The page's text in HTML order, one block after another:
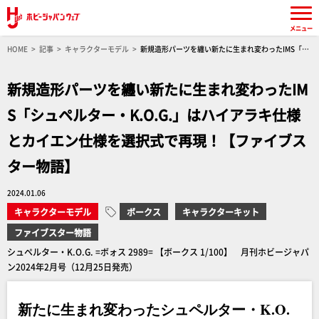
HOME 記事 キャラクターモデル
新規造形パーツを纏い新たに生まれ変わったIMS「シ
新規造形パーツを纏い新たに生まれ変わったIM
S「シュペルター・K.O.G.」はハイアラキ仕様
とカイエン仕様を選択式で再現！【ファイブス
ター物語】
2024.01.06
キャラクターモデル ボークス
キャラクターキット
ファイブスター物語
シュペルター・K.O.G. =ボォス 2989= 【ボークス 1/100】 月刊ホビージャパ
ン2024年2月号（12月25日発売）
新たに生まれ変わったシュペルター・K.O.
メニュー